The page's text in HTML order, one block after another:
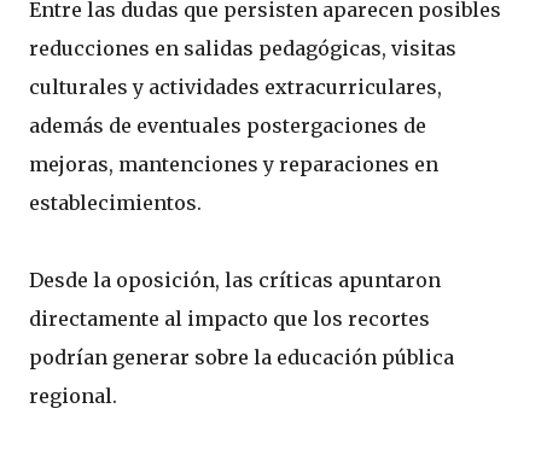
Entre las dudas que persisten aparecen posibles
reducciones en salidas pedagógicas, visitas
culturales y actividades extracurriculares,
además de eventuales postergaciones de
mejoras, mantenciones y reparaciones en
establecimientos.
Desde la oposición, las críticas apuntaron
directamente al impacto que los recortes
podrían generar sobre la educación pública
regional.